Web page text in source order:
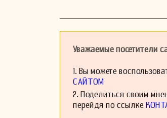
Уважаемые посетители
1. Вы можете
САЙТОМ
2. Поделиться своим
перейдя по ссылке